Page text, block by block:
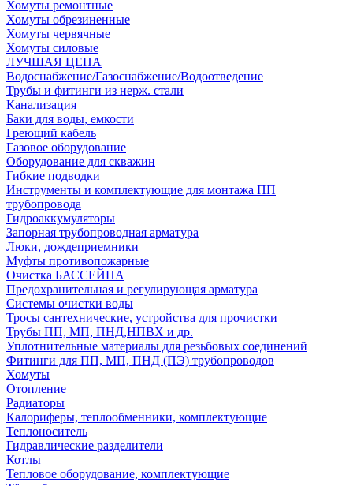
Хомуты ремонтные
Хомуты обрезиненные
Хомуты червячные
Хомуты силовые
ЛУЧШАЯ ЦЕНА
Водоснабжение/Газоснабжение/Водоотведение
Трубы и фитинги из нерж. стали
Канализация
Баки для воды, емкости
Греющий кабель
Газовое оборудование
Оборудование для скважин
Гибкие подводки
Инструменты и комплектующие для монтажа ПП
трубопровода
Гидроаккумуляторы
Запорная трубопроводная арматура
Люки, дождеприемники
Муфты противопожарные
Очистка БАССЕЙНА
Предохранительная и регулирующая арматура
Системы очистки воды
Тросы сантехнические, устройства для прочистки
Трубы ПП, МП, ПНД,НПВХ и др.
Уплотнительные материалы для резьбовых соединений
Фитинги для ПП, МП, ПНД (ПЭ) трубопроводов
Хомуты
Отопление
Радиаторы
Калориферы, теплообменники, комплектующие
Теплоноситель
Гидравлические разделители
Котлы
Тепловое оборудование, комплектующие